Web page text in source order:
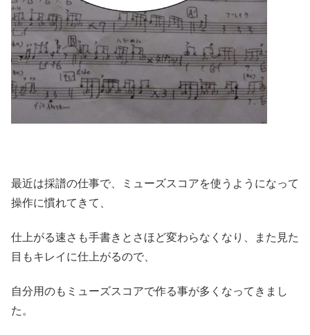
最近は採譜の仕事で、ミューズスコアを使うようになって
操作に慣れてきて、
仕上がる速さも手書きとさほど変わらなくなり、また見た
目もキレイに仕上がるので、
自分用のもミューズスコアで作る事が多くなってきまし
た。